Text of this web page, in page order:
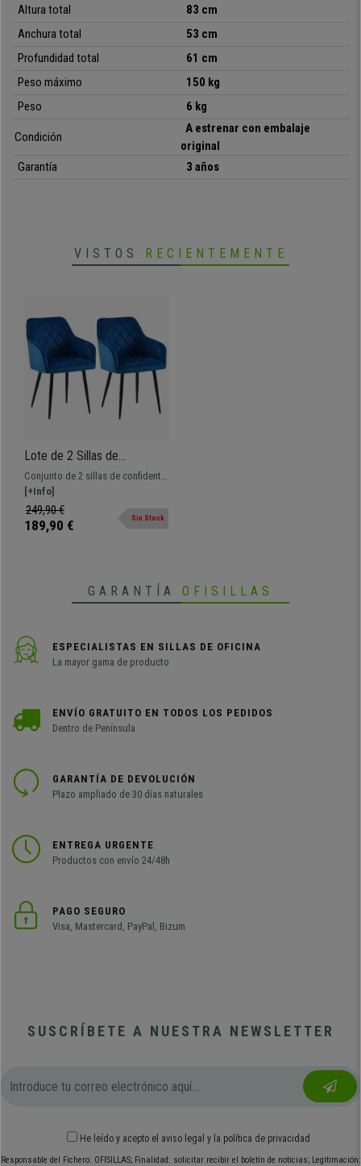
•Grueso y confortable acolchado
• Exclusivo diseño de estilo moderno
• Tapizadas en terciopelo de calidad
•Gran calidad y máxima solidez
Altura total
83 cm
Anchura total
53 cm
Profundidad total
61 cm
Peso máximo
150 kg
Peso
6 kg
Condición
A estrenar con embalaje
original
Garantía
3 años
VISTOS RECIENTEMENTE
Lote de 2 Sillas de
Confidente GLOVER, Patas
Metálicas Negras, en
Terciopelo color Azul
Conjunto de 2 sillas de confidente.
Diseño moderno con grueso
acolchado y fabricadas con
materiales de primera calidad.
[+Info]
249,90 €
189,90 € Sin Stock
GARANTÍA OFISILLAS
ESPECIALISTAS EN SILLAS DE OFICINA
La mayor gama de producto
ENVÍO GRATUITO EN TODOS LOS PEDIDOS
Dentro de Península
GARANTÍA DE DEVOLUCIÓN
Plazo ampliado de 30 días naturales
ENTREGA URGENTE
Productos con envío 24/48h
PAGO SEGURO
Visa, Mastercard, PayPal, Bizum
SUSCRÍBETE A NUESTRA NEWSLETTER
He leído y acepto el aviso legal y la política de privacidad
Responsable del Fichero: OFISILLAS; Finalidad: solicitar recibir el boletín de noticias; Legitimación: